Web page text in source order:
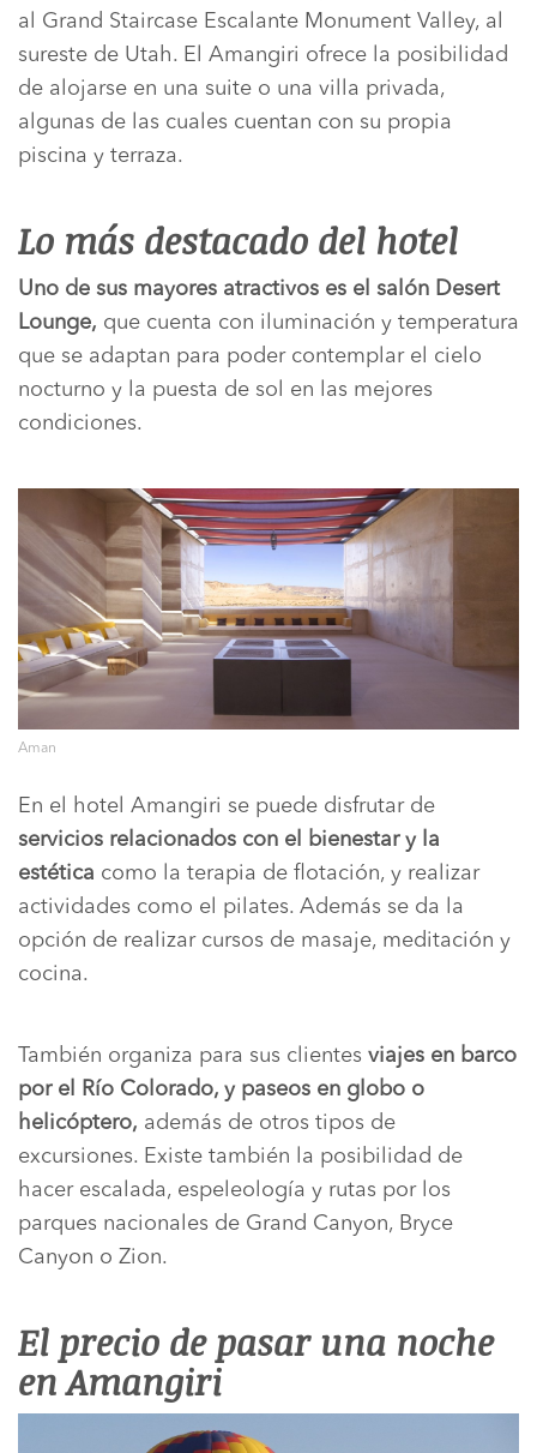
al Grand Staircase Escalante Monument Valley, al
sureste de Utah. El Amangiri ofrece la posibilidad
de alojarse en una suite o una villa privada,
algunas de las cuales cuentan con su propia
piscina y terraza.
Lo más destacado del hotel
Uno de sus mayores atractivos es el salón Desert
Lounge, que cuenta con iluminación y temperatura
que se adaptan para poder contemplar el cielo
nocturno y la puesta de sol en las mejores
condiciones.
Aman
En el hotel Amangiri se puede disfrutar de
servicios relacionados con el bienestar y la
estética como la terapia de flotación, y realizar
actividades como el pilates. Además se da la
opción de realizar cursos de masaje, meditación y
cocina.
También organiza para sus clientes viajes en barco
por el Río Colorado, y paseos en globo o
helicóptero, además de otros tipos de
excursiones. Existe también la posibilidad de
hacer escalada, espeleología y rutas por los
parques nacionales de Grand Canyon, Bryce
Canyon o Zion.
El precio de pasar una noche
en Amangiri